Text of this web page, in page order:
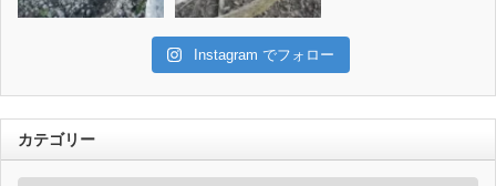
Instagram でフォロー
カテゴリー